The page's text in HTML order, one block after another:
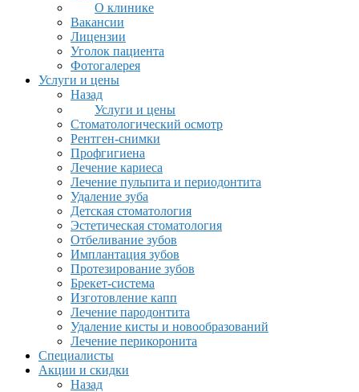
О клинике
Вакансии
Лицензии
Уголок пациента
Фотогалерея
Услуги и цены
Назад
Услуги и цены
Стоматологический осмотр
Рентген-снимки
Профгигиена
Лечение кариеса
Лечение пульпита и периодонтита
Удаление зуба
Детская стоматология
Эстетическая стоматология
Отбеливание зубов
Имплантация зубов
Протезирование зубов
Брекет-система
Изготовление капп
Лечение пародонтита
Удаление кисты и новообразований
Лечение перикоронита
Специалисты
Акции и скидки
Назад